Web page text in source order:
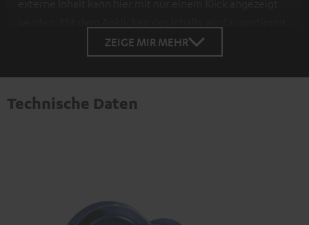
dass externe Inhalte angezeigt werden. Dabei können
personenbezogene Daten an Drittplattformen
übermittelt werden.Weitere Informationen sind in der
Datenschutzerklärung unter I zu finden
ZEIGE MIR MEHR
Technische Daten